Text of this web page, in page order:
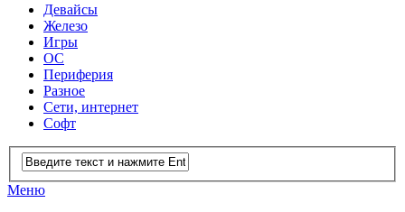
Девайсы
Железо
Игры
ОС
Периферия
Разное
Сети, интернет
Софт
Меню